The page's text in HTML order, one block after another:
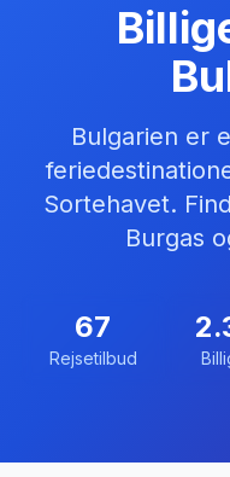
Bulgarien er
Sortehavet.
Burgas
67
Rejsetilbud